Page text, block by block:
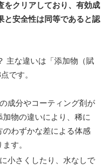
をクリアしており、有効成
と安全性は同等であると認
主な違いは「添加物（賦
です。
成分やコーティング剤が
物の違いにより、稀に
わずかな差による体感
す。
小さくしたり、水なしで